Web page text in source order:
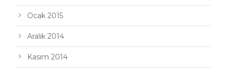
Ocak 2015
Aralık 2014
Kasım 2014